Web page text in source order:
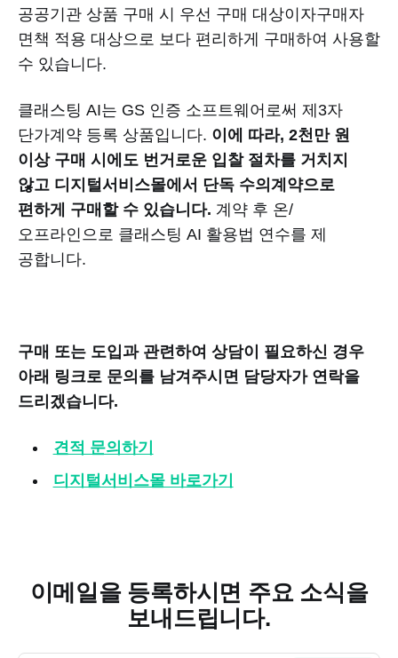
공공기관 상품 구매 시 우선 구매 대상이자구매자
면책 적용 대상으로 보다 편리하게 구매하여 사용할
수 있습니다.
클래스팅 AI는 GS 인증 소프트웨어로써 제3자
단가계약 등록 상품입니다. 이에 따라, 2천만 원
이상 구매 시에도 번거로운 입찰 절차를 거치지
않고 디지털서비스몰에서 단독 수의계약으로
편하게 구매할 수 있습니다. 계약 후 온/
오프라인으로 클래스팅 AI 활용법 연수를 제
공합니다.
구매 또는 도입과 관련하여 상담이 필요하신 경우
아래 링크로 문의를 남겨주시면 담당자가 연락을
드리겠습니다.
견적 문의하기
디지털서비스몰 바로가기
이메일을 등록하시면 주요 소식을
보내드립니다.